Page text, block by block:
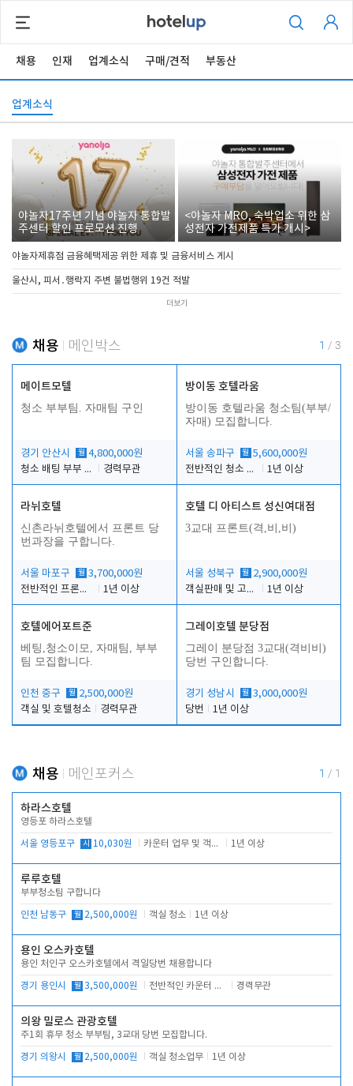
채용 인재 업계소식 구매/견적 부동산
업계소식
야놀자17주년 기념 야놀자 통합발
주센터 할인 프로모션 진행
<야놀자 MRO, 숙박업소 위한 삼
성전자 가전제품 특가 개시>
야놀자제휴점 금융혜택제공 위한 제휴 및 금융서비스 게시
울산시, 피서․행락지 주변 불법행위 19건 적발
더보기
채용 메인박스 1 / 3
메이트모텔
청소 부부팀. 자매팀 구인
경기 안산시 월 4,800,000원
청소 배팅 부부 구합니다
경력무관
방이동 호텔라움
방이동 호텔라움 청소팀(부부/
자매) 모집합니다.
서울 송파구 월 5,600,000원
전반적인 청소 업무(객실청소.객실정리)
1년 이상
라뉘호텔
신촌라뉘호텔에서 프론트 당
번과장을 구합니다.
서울 마포구 월 3,700,000원
전반적인 프론트 당번업무
1년 이상
호텔 디 아티스트 성신여대점
3교대 프론트(격,비,비)
서울 성북구 월 2,900,000원
객실판매 및 고객응대
1년 이상
호텔에어포트준
베팅,청소이모, 자매팀, 부부
팀 모집합니다.
인천 중구 월 2,500,000원
객실 및 호텔청소
경력무관
그레이호텔 분당점
그레이 분당점 3교대(격비비)
당번 구인합니다.
경기 성남시 월 3,000,000원
당번
1년 이상
채용 메인포커스 1 / 1
하라스호텔
영등포 하라스호텔
서울 영등포구 시 10,030원 카운터 업무 및 객실관리(청소상태 확인, 객실판매) 1년 이상
루루호텔
부부청소팀 구합니다
인천 남동구 월 2,500,000원 객실 청소 1년 이상
용인 오스카호텔
용인 처인구 오스카호텔에서 격일당번 채용합니다
경기 용인시 월 3,500,000원 전반적인 카운터 업무 경력무관
의왕 밀로스 관광호텔
주1회 휴무 청소 부부팀, 3교대 당번 모집합니다.
경기 의왕시 월 2,500,000원 객실 청소업무 1년 이상